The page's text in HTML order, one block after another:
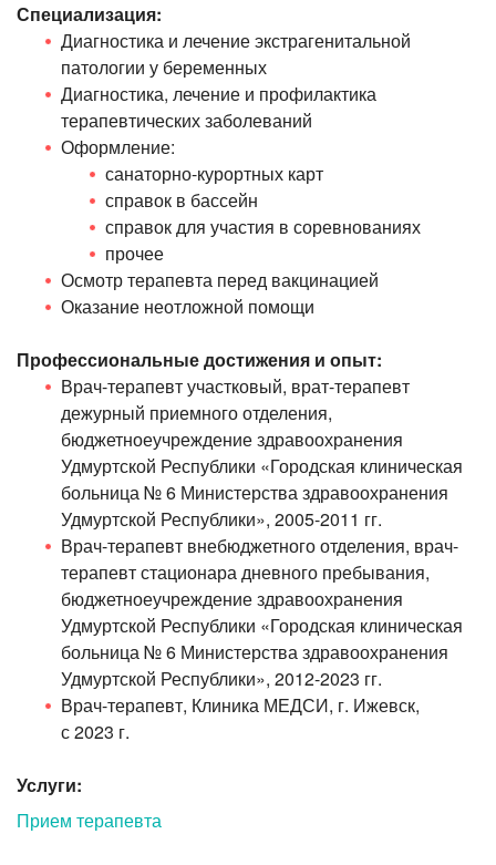
Специализация:
Диагностика и лечение экстрагенитальной
патологии у беременных
Диагностика, лечение и профилактика
терапевтических заболеваний
Оформление:
санаторно-курортных карт
справок в бассейн
справок для участия в соревнованиях
прочее
Осмотр терапевта перед вакцинацией
Оказание неотложной помощи
Профессиональные достижения и опыт:
Врач-терапевт участковый, врат-терапевт
дежурный приемного отделения,
бюджетноеучреждение здравоохранения
Удмуртской Республики «Городская клиническая
больница № 6 Министерства здравоохранения
Удмуртской Республики», 2005-2011 гг.
Врач-терапевт внебюджетного отделения, врач-
терапевт стационара дневного пребывания,
бюджетноеучреждение здравоохранения
Удмуртской Республики «Городская клиническая
больница № 6 Министерства здравоохранения
Удмуртской Республики», 2012-2023 гг.
Врач-терапевт, Клиника МЕДСИ, г. Ижевск,
с 2023 г.
Услуги:
Прием терапевта